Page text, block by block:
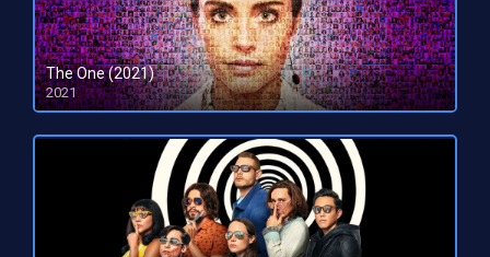
The One (2021)
2021